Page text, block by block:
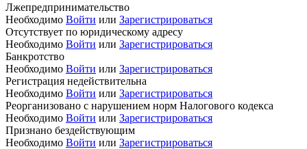
Лжепредпринимательство
Необходимо Войти или Зарегистрироваться
Отсутствует по юридическому адресу
Необходимо Войти или Зарегистрироваться
Банкротство
Необходимо Войти или Зарегистрироваться
Регистрация недействительна
Необходимо Войти или Зарегистрироваться
Реорганизовано с нарушением норм Налогового кодекса
Необходимо Войти или Зарегистрироваться
Признано бездействующим
Необходимо Войти или Зарегистрироваться